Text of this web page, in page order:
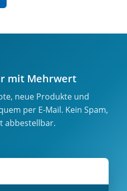
mit Mehrwert
neue Produkte und
per E-Mail. Kein Spam,
abbestellbar.